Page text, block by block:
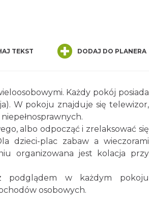
TEKST DODAJ DO PLANERA
Każdy pokój posiada
W pokoju znajduje się telewizor,
albo odpocząć i zrelaksować się
dzieci-plac zabaw a wieczorami
organizowana jest kolacja przy
podglądem w każdym pokoju
osobowych.